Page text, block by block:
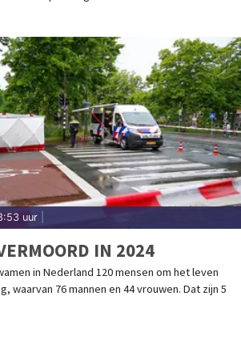
uur
IN 2024
in Nederland 120 mensen om het leven
waarvan 76 mannen en 44 vrouwen. Dat zijn 5